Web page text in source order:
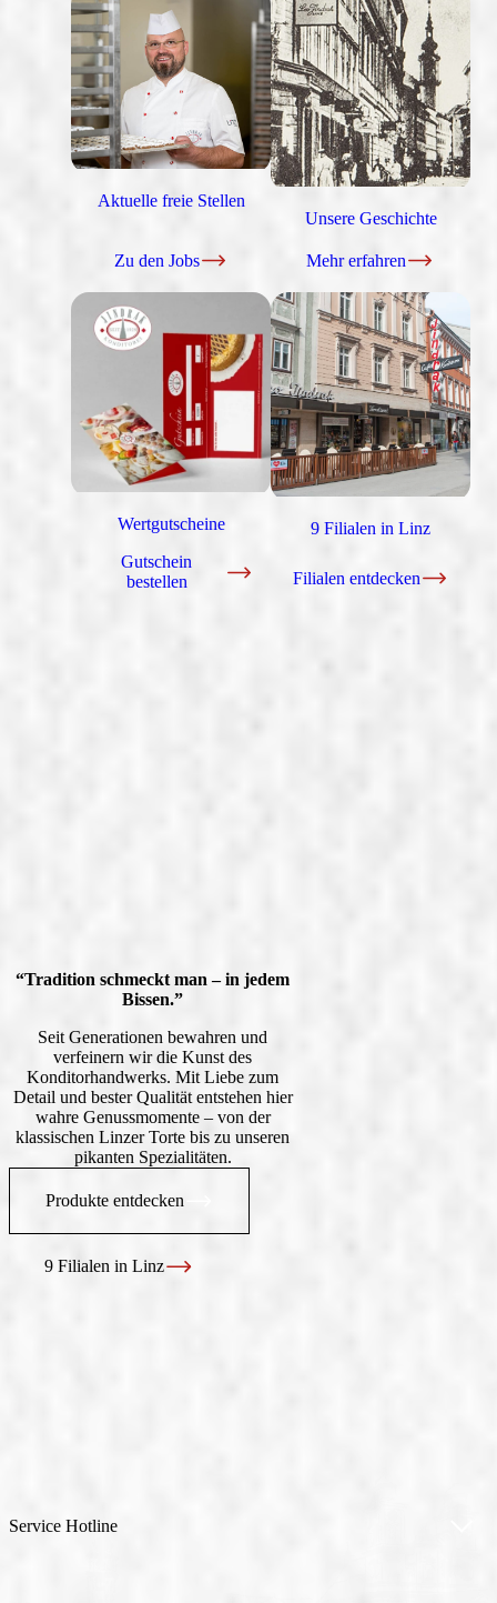
Aktuelle freie Stellen
Zu den Jobs
Unsere Geschichte
Mehr erfahren
Wertgutscheine
Gutschein
bestellen
9 Filialen in Linz
Filialen entdecken
“Tradition schmeckt man – in jedem
Bissen.”
Seit Generationen bewahren und
verfeinern wir die Kunst des
Konditorhandwerks. Mit Liebe zum
Detail und bester Qualität entstehen hier
wahre Genussmomente – von der
klassischen Linzer Torte bis zu unseren
pikanten Spezialitäten.
Produkte entdecken
9 Filialen in Linz
Service Hotline